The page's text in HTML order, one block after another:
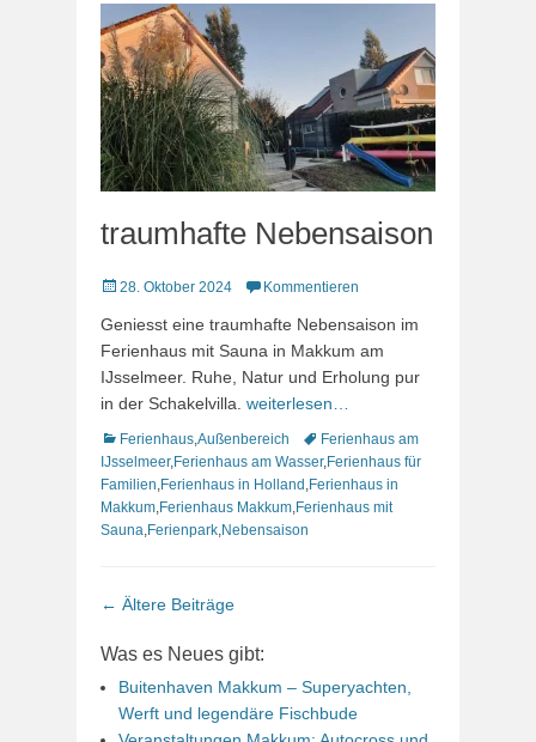
traumhafte Nebensaison
Veröffentlicht
28. Oktober 2024 Kommentieren
Geniesst eine traumhafte Nebensaison im
Ferienhaus mit Sauna in Makkum am
IJsselmeer. Ruhe, Natur und Erholung pur
in der Schakelvilla. weiterlesen…
Kategorien
Ferienhaus,Außenbereich Schlagworte
Ferienhaus am
IJsselmeer,Ferienhaus am Wasser,Ferienhaus für
Familien,Ferienhaus in Holland ,Ferienhaus in
Makkum,Ferienhaus Makkum,Ferienhaus mit
Sauna,Ferienpark,Nebensaison
Beitrags-
← Ältere Beiträge
Was es Neues gibt:
Buitenhaven Makkum – Superyachten,
Werft und legendäre Fischbude